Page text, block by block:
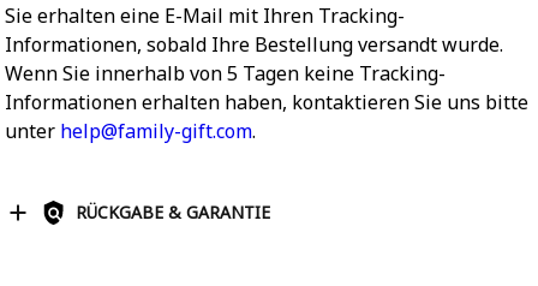
Sie erhalten eine E-Mail mit Ihren Tracking-
Informationen, sobald Ihre Bestellung versandt wurde.
Wenn Sie innerhalb von 5 Tagen keine Tracking-
Informationen erhalten haben, kontaktieren Sie uns bitte
unter help@family-gift.com.
RÜCKGABE & GARANTIE